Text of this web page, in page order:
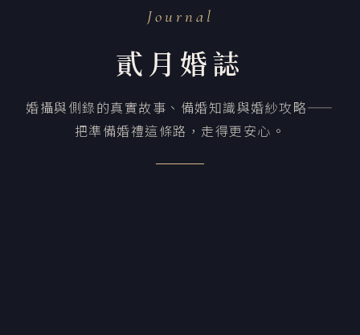
Journal
貳月婚誌
婚攝與側錄的真實故事、備婚知識與婚紗攻略——
把準備婚禮這條路，走得更安心。